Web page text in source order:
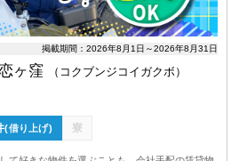
掲載期間：2026年8月1日～2026年8月31日
ヶ窪
（コクブンジコイガクボ）
(借り上げ) 寮